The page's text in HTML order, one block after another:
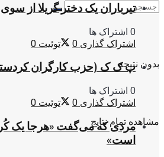
بدون نتیجه
مشاهده تمام نتایج
تیرباران یک دختر گریلا از
0 اشتراک ها
اشتراک گذاری 0 توئیت 0
پ ک ک (حزب کارگران
0 اشتراک ها
اشتراک گذاری 0 توئیت 0
مردی که می‌گفت «هرجا یک
است»